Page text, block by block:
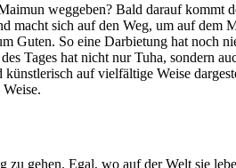
weggeben? Bald darauf kommt
macht sich auf den Weg, um auf dem
Guten. So eine Darbietung hat noch
Tages hat nicht nur Tuha, sondern
auf vielfältige Weise
gehen. Egal, wo auf der Welt sie